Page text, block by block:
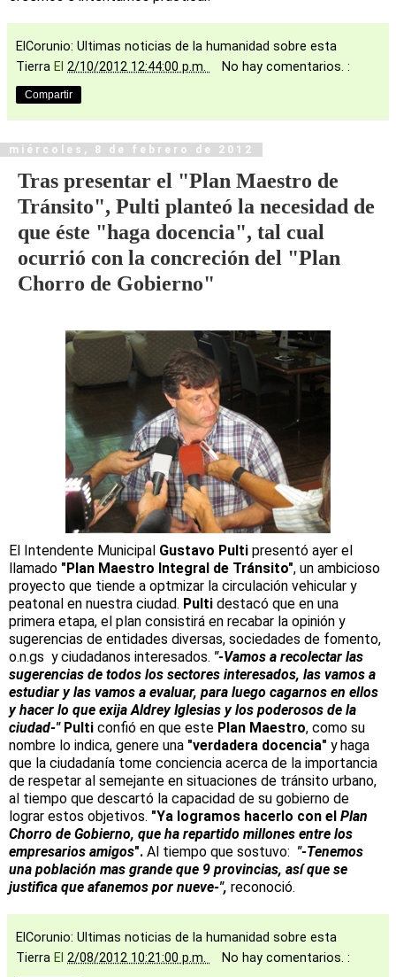
ElCorunio: Ultimas noticias de la humanidad sobre esta
Tierra El 2/10/2012 12:44:00 p.m. No hay comentarios. :
Compartir
miércoles, 8 de febrero de 2012
Tras presentar el "Plan Maestro de
Tránsito", Pulti planteó la necesidad de
que éste "haga docencia", tal cual
ocurrió con la concreción del "Plan
Chorro de Gobierno"
El Intendente Municipal Gustavo Pulti presentó ayer el
llamado "Plan Maestro Integral de Tránsito", un ambicioso
proyecto que tiende a optmizar la circulación vehicular y
peatonal en nuestra ciudad. Pulti destacó que en una
primera etapa, el plan consistirá en recabar la opinión y
sugerencias de entidades diversas, sociedades de fomento,
o.n.gs y ciudadanos interesados. "-Vamos a recolectar las
sugerencias de todos los sectores interesados, las vamos a
estudiar y las vamos a evaluar, para luego cagarnos en ellos
y hacer lo que exija Aldrey Iglesias y los poderosos de la
ciudad-" Pulti confió en que este Plan Maestro, como su
nombre lo indica, genere una "verdadera docencia" y haga
que la ciudadanía tome conciencia acerca de la importancia
de respetar al semejante en situaciones de tránsito urbano,
al tiempo que descartó la capacidad de su gobierno de
lograr estos objetivos. "Ya logramos hacerlo con el Plan
Chorro de Gobierno, que ha repartido millones entre los
empresarios amigos". Al tiempo que sostuvo: "-Tenemos
una población mas grande que 9 provincias, así que se
justifica que afanemos por nueve-", reconoció.
ElCorunio: Ultimas noticias de la humanidad sobre esta
Tierra El 2/08/2012 10:21:00 p.m. No hay comentarios. :